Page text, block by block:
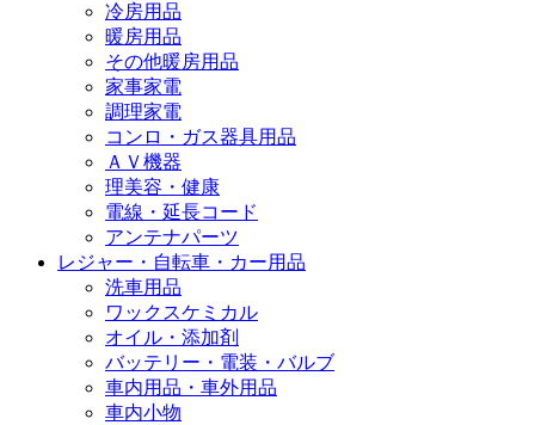
冷房用品
暖房用品
その他暖房用品
家事家電
調理家電
コンロ・ガス器具用品
ＡＶ機器
理美容・健康
電線・延長コード
アンテナパーツ
レジャー・自転車・カー用品
洗車用品
ワックスケミカル
オイル・添加剤
バッテリー・電装・バルブ
車内用品・車外用品
車内小物